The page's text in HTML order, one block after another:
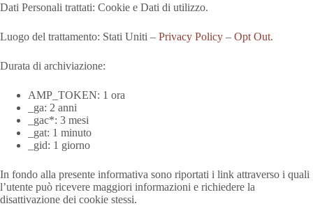
Dati Personali trattati: Cookie e Dati di utilizzo.
Luogo del trattamento: Stati Uniti – Privacy Policy – Opt Out.
Durata di archiviazione:
AMP_TOKEN: 1 ora
_ga: 2 anni
_gac*: 3 mesi
_gat: 1 minuto
_gid: 1 giorno
In fondo alla presente informativa sono riportati i link attraverso i quali
l’utente può ricevere maggiori informazioni e richiedere la
disattivazione dei cookie stessi.